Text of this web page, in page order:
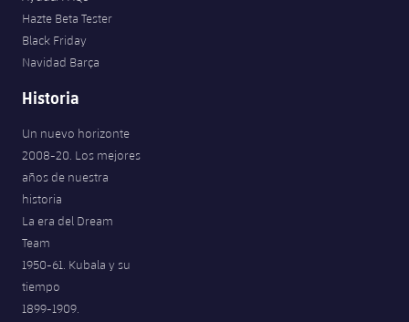
Hazte Beta Tester
Black Friday
Navidad Barça
Historia
Un nuevo horizonte
2008-20. Los mejores
años de nuestra
historia
La era del Dream
Team
1950-61. Kubala y su
tiempo
1899-1909.